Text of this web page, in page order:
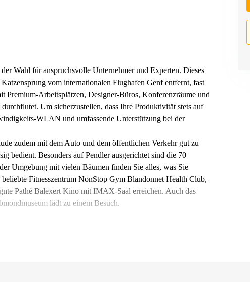
Wahl für anspruchsvolle Unternehmer und Experten. Dieses
vom internationalen Flughafen Genf entfernt, fast
Arbeitsplätzen, Designer-Büros, Konferenzräume und
Um sicherzustellen, dass Ihre Produktivität stets auf
WLAN und umfassende Unterstützung bei der
zudem mit dem Auto und dem öffentlichen Verkehr gut zu
bedient. Besonders auf Pendler ausgerichtet sind die 70
Umgebung mit vielen Bäumen finden Sie alles, was Sie
Fitnesszentrum NonStop Gym Blandonnet Health Club,
Pathé Balexert Kino mit IMAX-Saal erreichen. Auch das
lädt zu einem Besuch.